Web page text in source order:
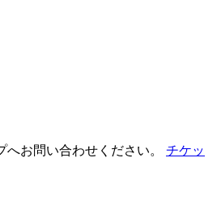
へお問い合わせください。 チケッ